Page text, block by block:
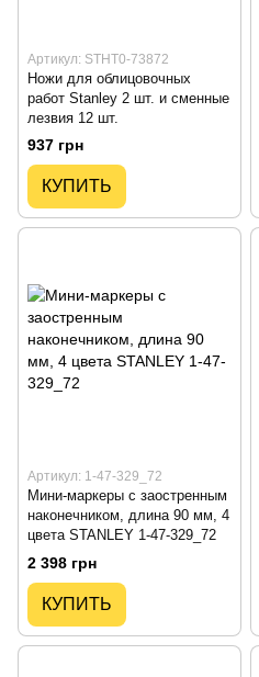
Артикул: STHT0-73872
Ножи для облицовочных
работ Stanley 2 шт. и сменные
лезвия 12 шт.
937 грн
КУПИТЬ
Артикул: 1-47-329_72
Мини-маркеры с заостренным
наконечником, длина 90 мм, 4
цвета STANLEY 1-47-329_72
2 398 грн
КУПИТЬ